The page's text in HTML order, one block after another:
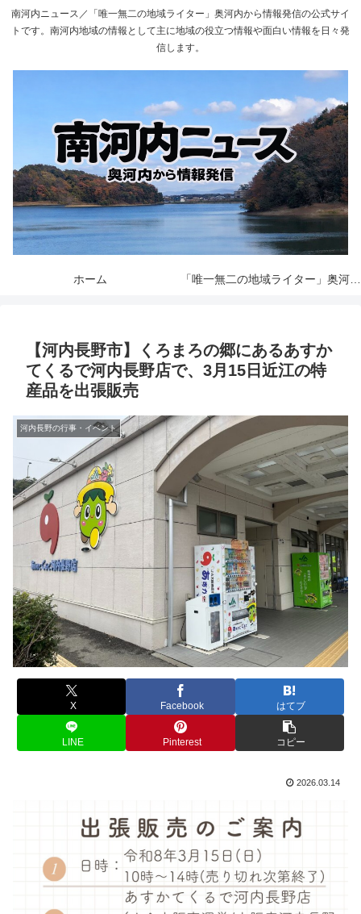
南河内ニュース／「唯一無二の地域ライター」奥河内から情報発信の公式サイ
トです。南河内地域の情報として主に地域の役立つ情報や面白い情報を日々発
信します。
ホーム
【河内長野市】くろまろの郷にあるあすか
てくるで河内長野店で、3月15日近江の特
産品を出張販売
河内長野の行事・イベント
X Facebook はてブ
LINE Pinterest コピー
2026.03.14